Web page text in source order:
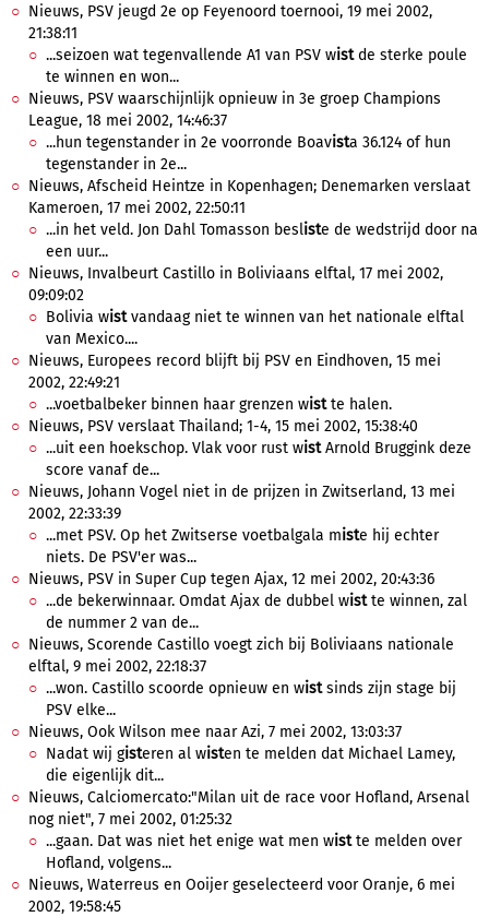
Nieuws, PSV jeugd 2e op Feyenoord toernooi, 19 mei 2002,
21:38:11
...seizoen wat tegenvallende A1 van PSV wistde sterke poule
te winnen en won...
Nieuws, PSV waarschijnlijk opnieuw in 3e groep Champions
League, 18 mei 2002, 14:46:37
...hun tegenstander in 2e voorronde Boavista 36.124 of hun
tegenstander in 2e...
Nieuws, Afscheid Heintze in Kopenhagen; Denemarken verslaat
Kameroen, 17 mei 2002, 22:50:11
...in het veld. Jon Dahl Tomasson besliste de wedstrijd door na
een uur...
Nieuws, Invalbeurt Castillo in Boliviaans elftal, 17 mei 2002,
09:09:02
Bolivia wistvandaag niet te winnen van het nationale elftal
van Mexico....
Nieuws, Europees record blijft bij PSV en Eindhoven, 15 mei
2002, 22:49:21
...voetbalbeker binnen haar grenzen wistte halen.
Nieuws, PSV verslaat Thailand; 1-4, 15 mei 2002, 15:38:40
...uit een hoekschop. Vlak voor rust wistArnold Bruggink deze
score vanaf de...
Nieuws, Johann Vogel niet in de prijzen in Zwitserland, 13 mei
2002, 22:33:39
...met PSV. Op het Zwitserse voetbalgala miste hij echter
niets. De PSV'er was...
Nieuws, PSV in Super Cup tegen Ajax, 12 mei 2002, 20:43:36
...de bekerwinnaar. Omdat Ajax de dubbel wistte winnen, zal
de nummer 2 van de...
Nieuws, Scorende Castillo voegt zich bij Boliviaans nationale
elftal, 9 mei 2002, 22:18:37
...won. Castillo scoorde opnieuw en wistsinds zijn stage bij
PSV elke...
Nieuws, Ook Wilson mee naar Azi, 7 mei 2002, 13:03:37
Nadat wij gisteren al wisten te melden dat Michael Lamey,
die eigenlijk dit...
Nieuws, Calciomercato:"Milan uit de race voor Hofland, Arsenal
nog niet", 7 mei 2002, 01:25:32
...gaan. Dat was niet het enige wat men wistte melden over
Hofland, volgens...
Nieuws, Waterreus en Ooijer geselecteerd voor Oranje, 6 mei
2002, 19:58:45